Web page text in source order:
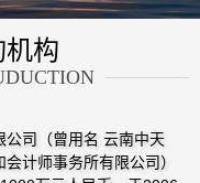
机构
司（曾用名 云南中天
计师事务所有限公司）